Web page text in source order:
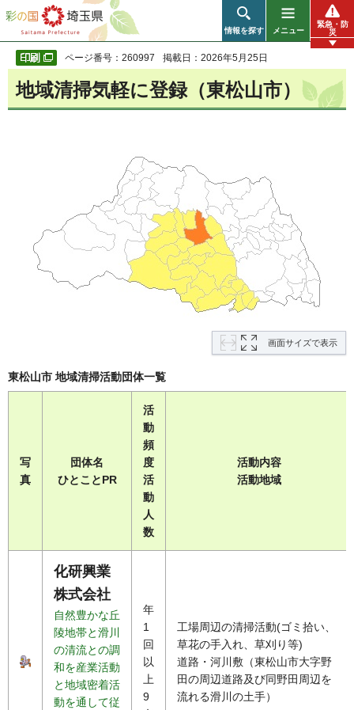
彩の国 埼玉県
情報を探す メニュー
緊急・防
災
ページ番号：260997 掲載日：2026年5月25日
地域清掃気軽に登録（東松山市）
画面サイズで表示
東松山市 地域清掃活動団体一覧
写
真
団体名
ひとことPR
活
動
頻
度
活
動
人
数
活動内容
活動地域
化研興業
株式会社
自然豊かな丘
陵地帯と滑川
の清流との調
和を産業活動
と地域密着活
動を通して従
年
1
回
以
上
9
工場周辺の清掃活動(ゴミ拾い、
草花の手入れ、草刈り等)
道路・河川敷（東松山市大字野
田の周辺道路及び同野田周辺を
流れる滑川の土手）